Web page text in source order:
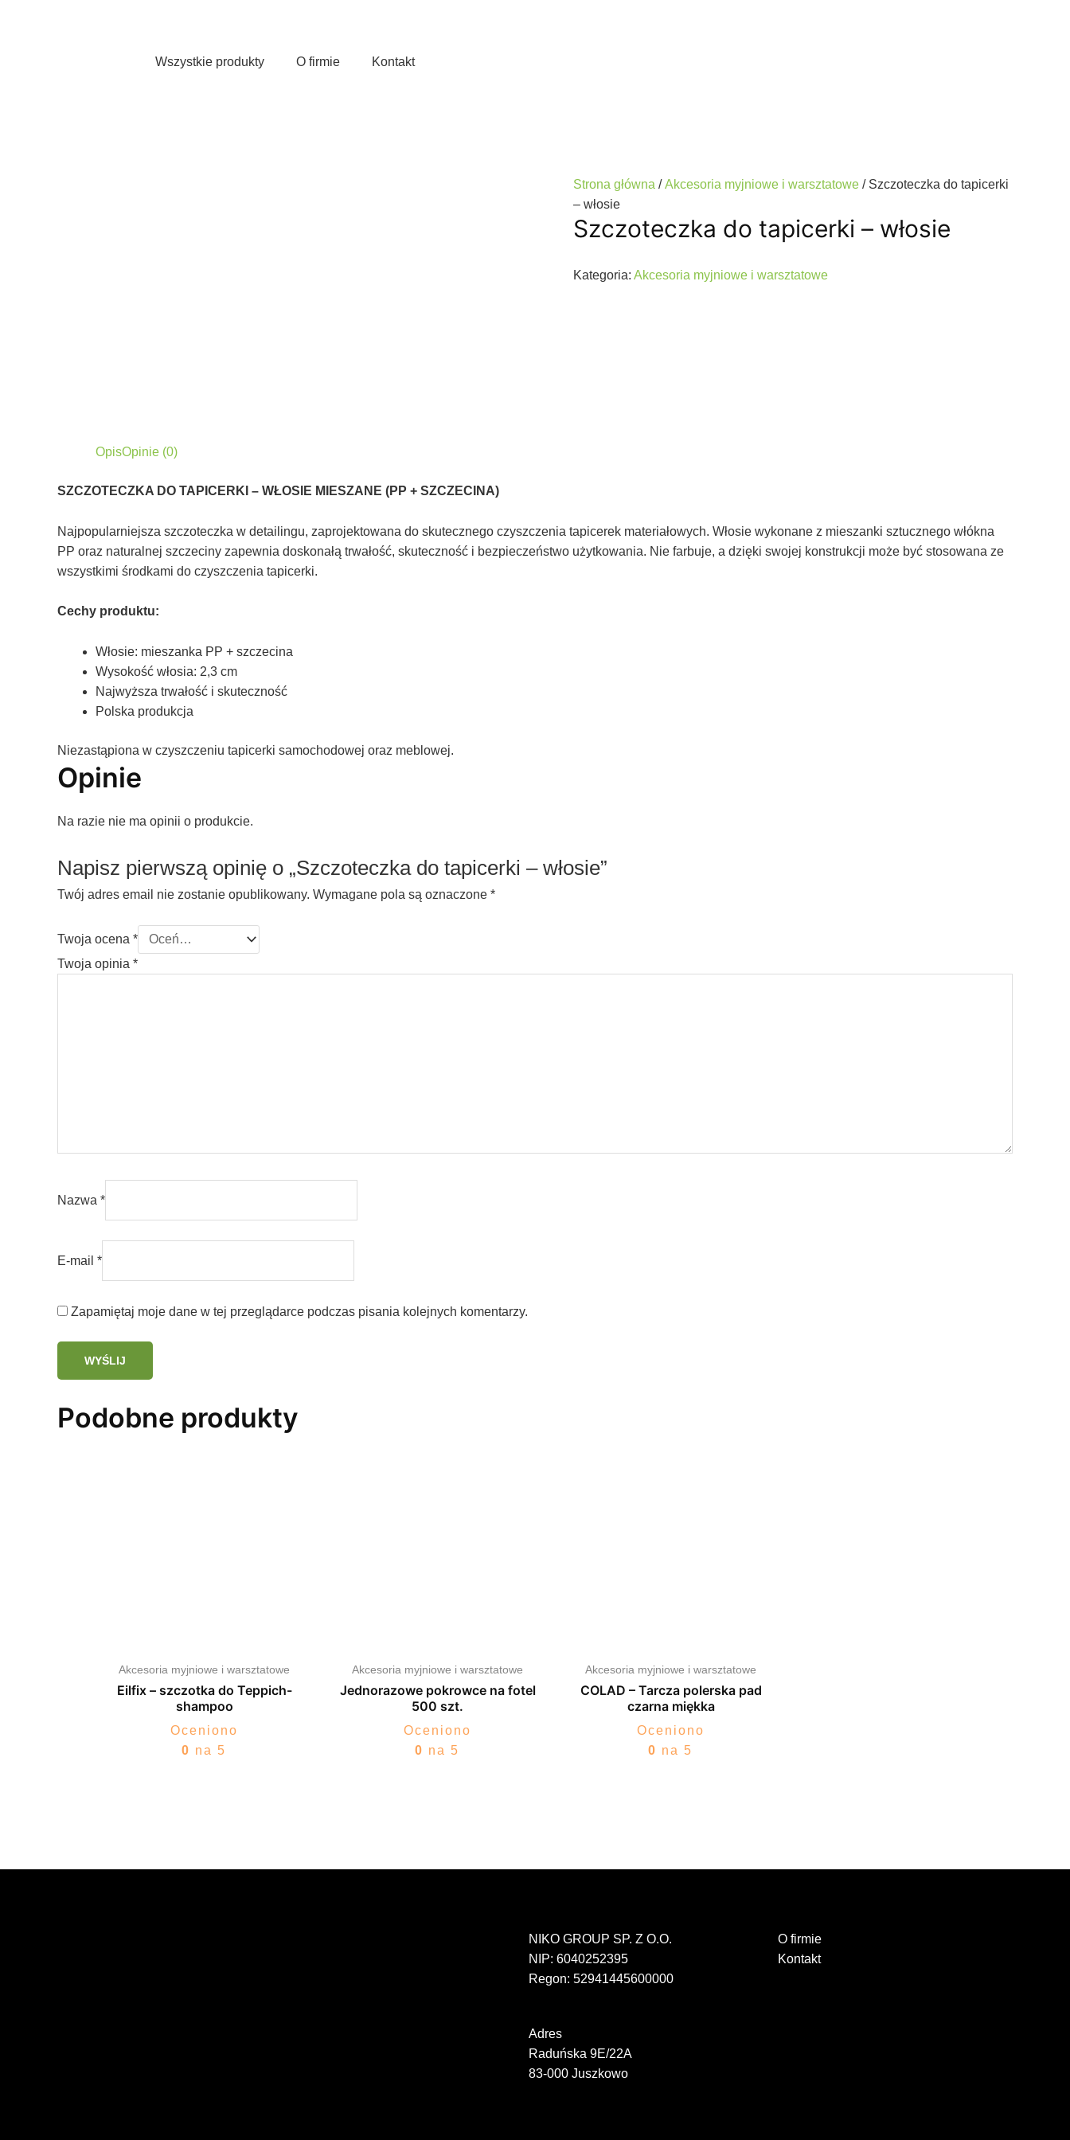
Wszystkie produkty
O firmie Kontakt
Strona główna /Akcesoria myjniowe i warsztatowe / Szczoteczka do tapicerki
– włosie
Szczoteczka do tapicerki – włosie
Kategoria: Akcesoria myjniowe i warsztatowe
OpisOpinie (0)
SZCZOTECZKA DO TAPICERKI – WŁOSIE MIESZANE (PP + SZCZECINA)
Najpopularniejsza szczoteczka w detailingu, zaprojektowana do skutecznego czyszczenia tapicerek materiałowych. Włosie wykonane z mieszanki sztucznego włókna
PP oraz naturalnej szczeciny zapewnia doskonałą trwałość, skuteczność i bezpieczeństwo użytkowania. Nie farbuje, a dzięki swojej konstrukcji może być stosowana ze
wszystkimi środkami do czyszczenia tapicerki.
Cechy produktu:
Włosie: mieszanka PP + szczecina
Wysokość włosia: 2,3 cm
Najwyższa trwałość i skuteczność
Polska produkcja
Niezastąpiona w czyszczeniu tapicerki samochodowej oraz meblowej.
Opinie
Na razie nie ma opinii o produkcie.
Napisz pierwszą opinię o „Szczoteczka do tapicerki – włosie”
Twój adres email nie zostanie opublikowany. Wymagane pola są oznaczone *
Twoja ocena *
Twoja opinia *
Nazwa *
E-mail *
Zapamiętaj moje dane w tej przeglądarce podczas pisania kolejnych komentarzy.
Podobne produkty
Akcesoria myjniowe i warsztatowe
Eilfix – szczotka do Teppich-
shampoo
Oceniono
0 na 5
Akcesoria myjniowe i warsztatowe
Jednorazowe pokrowce na fotel
500 szt.
Oceniono
0 na 5
Akcesoria myjniowe i warsztatowe
COLAD – Tarcza polerska pad
czarna miękka
Oceniono
0 na 5
NIKO GROUP SP. Z O.O.
NIP: 6040252395
Regon: 52941445600000
Adres
Raduńska 9E/22A
83-000 Juszkowo
O firmie
Kontakt